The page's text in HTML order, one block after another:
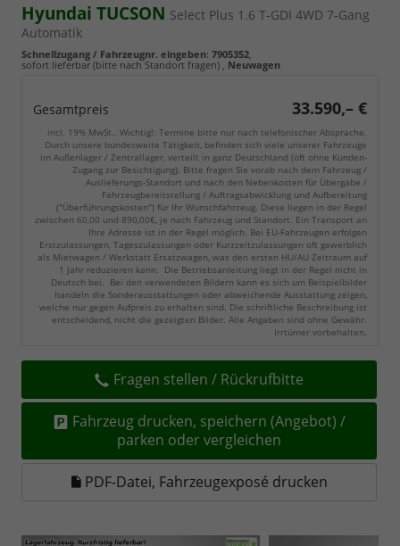
Hyundai TUCSON Select Plus 1.6 T-GDI 4WD 7-Gang
Automatik
Schnellzugang / Fahrzeugnr. eingeben: 7905352
sofort lieferbar (bitte nach Standort fragen)
Neuwagen
Gesamtpreis 33.590,– €
incl. 19% MwSt.. Wichtig!: Termine bitte nur nach telefonischer Absprache.
Durch unsere bundesweite Tätigkeit, befinden sich viele unserer Fahrzeuge
im Außenlager / Zentrallager, verteilt in ganz Deutschland (oft ohne Kunden-
Zugang zur Besichtigung). Bitte fragen Sie vorab nach dem Fahrzeug /
Auslieferungs-Standort und nach den Nebenkosten für Übergabe /
Fahrzeugbereitstellung / Auftragsabwicklung und Aufbereitung
("Überführungskosten") für Ihr Wunschfahrzeug. Diese liegen in der Regel
zwischen 60,00 und 890,00€, je nach Fahrzeug und Standort. Ein Transport an
Ihre Adresse ist in der Regel möglich. Bei EU-Fahrzeugen erfolgen
Erstzulassungen, Tageszulassungen oder Kurzzeitzulassungen oft gewerblich
als Mietwagen / Werkstatt Ersatzwagen, was den ersten HU/AU Zeitraum auf
1 Jahr reduzieren kann. Die Betriebsanleitung liegt in der Regel nicht in
Deutsch bei. Bei den verwendeten Bildern kann es sich um Beispielbilder
handeln die Sonderausstattungen oder abweichende Ausstattung zeigen,
welche nur gegen Aufpreis zu erhalten sind. Die schriftliche Beschreibung ist
entscheidend, nicht die gezeigten Bilder. Alle Angaben sind ohne Gewähr.
Irrtümer vorbehalten.
Fragen stellen / Rückrufbitte
Fahrzeug drucken, speichern (Angebot) /
parken oder vergleichen
PDF-Datei, Fahrzeugexposé drucken